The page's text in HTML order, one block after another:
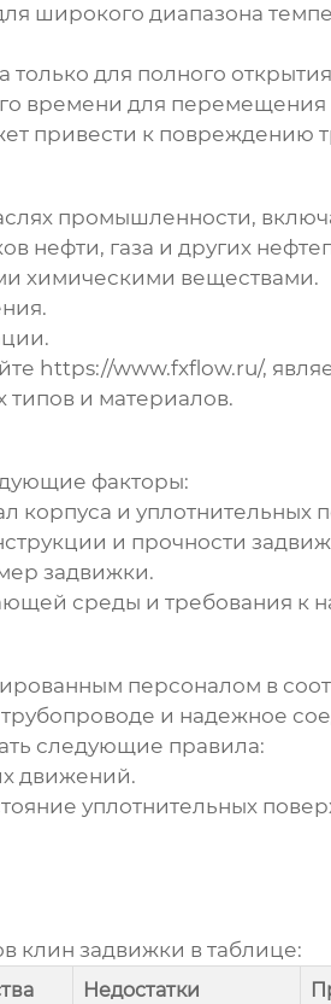
широкого диапазона
для полного
времени для перемещения
привести к повреждению
промышленности,
нефти, газа и других
химическими веществами.
https://www.fxflow.ru/,
типов и материалов.
факторы:
и уплотнительных
и прочности
задвижки.
среды и требования к
персоналом в
и надежное
следующие правила:
движений.
уплотнительных
клин задвижки в таблице:
Недостатки